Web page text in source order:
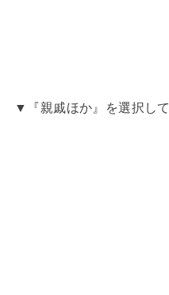
▼『親戚ほか』を選択して